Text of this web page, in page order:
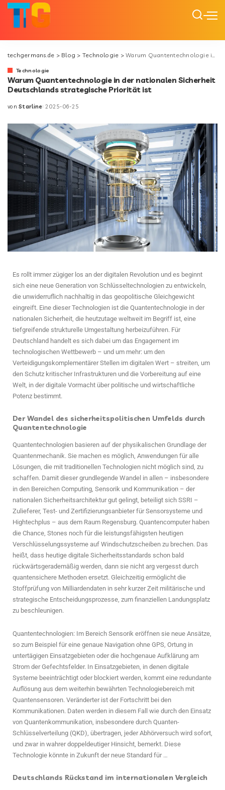
techgermans.de > Blog > Technologie >Warum Quantentechnologie in der nationalen Sicherheit Deutschlands strategische Priorität ist
Technologie
Warum Quantentechnologie in der nationalen Sicherheit
Deutschlands strategische Priorität ist
von Starline 2025-06-25
Es rollt immer zügiger los an der digitalen Revolution und es beginnt
sich eine neue Generation von Schlüsseltechnologien zu entwickeln,
die unwiderruflich nachhaltig in das geopolitische Gleichgewicht
eingreift. Eine dieser Technologien ist die Quantentechnologie in der
nationalen Sicherheit, die heutzutage weltweit im Begriff ist, eine
tiefgreifende strukturelle Umgestaltung herbeizuführen. Für
Deutschland handelt es sich dabei um das Engagement im
technologischen Wettbewerb – und um mehr: um den
Verteidigungskomplementärer Stellen im digitalen Wert – streiten, um
den Schutz kritischer Infrastrukturen und die Vorbereitung auf eine
Welt, in der digitale Vormacht über politische und wirtschaftliche
Potenz bestimmt.
Der Wandel des sicherheitspolitischen Umfelds durch
Quantentechnologie
Quantentechnologien basieren auf der physikalischen Grundlage der
Quantenmechanik. Sie machen es möglich, Anwendungen für alle
Lösungen, die mit traditionellen Technologien nicht möglich sind, zu
schaffen. Damit dieser grundlegende Wandel in allen – insbesondere
in den Bereichen Computing, Sensorik und Kommunikation – der
nationalen Sicherheitsarchitektur gut gelingt, beteiligt sich SSRI –
Zulieferer, Test- und Zertifizierungsanbieter für Sensorsysteme und
Hightechplus – aus dem Raum Regensburg. Quantencomputer haben
die Chance, Stones noch für die leistungsfähigsten heutigen
Verschlüsselungssysteme auf Windschutzscheiben zu brechen. Das
heißt, dass heutige digitale Sicherheitsstandards schon bald
rückwärtsgerademäßig werden, dann sie nicht arg vergesst durch
quantensichere Methoden ersetzt. Gleichzeitig ermöglicht die
Stoffprüfung von Milliardendaten in sehr kurzer Zeit militärische und
strategische Entscheidungsprozesse, zum finanziellen Landungsplatz
zu beschleunigen.
Quantentechnologien: Im Bereich Sensorik eröffnen sie neue Ansätze,
so zum Beispiel für eine genaue Navigation ohne GPS, Ortung in
untertägigen Einsatzgebieten oder die hochgenaue Aufklärung am
Strom der Gefechtsfelder. In Einsatzgebieten, in denen digitale
Systeme beeinträchtigt oder blockiert werden, kommt eine redundante
Auflösung aus dem weiterhin bewährten Technologiebereich mit
Quantensensoren. Veränderter ist der Fortschritt bei den
Kommunikationen. Daten werden in diesem Fall wie durch den Einsatz
von Quantenkommunikation, insbesondere durch Quanten-
Schlüsselverteilung (QKD), übertragen, jeder Abhörversuch wird sofort,
und zwar in wahrer doppeldeutiger Hinsicht, bemerkt. Diese
Technologie könnte in Zukunft der neue Standard für …
Deutschlands Rückstand im internationalen Vergleich